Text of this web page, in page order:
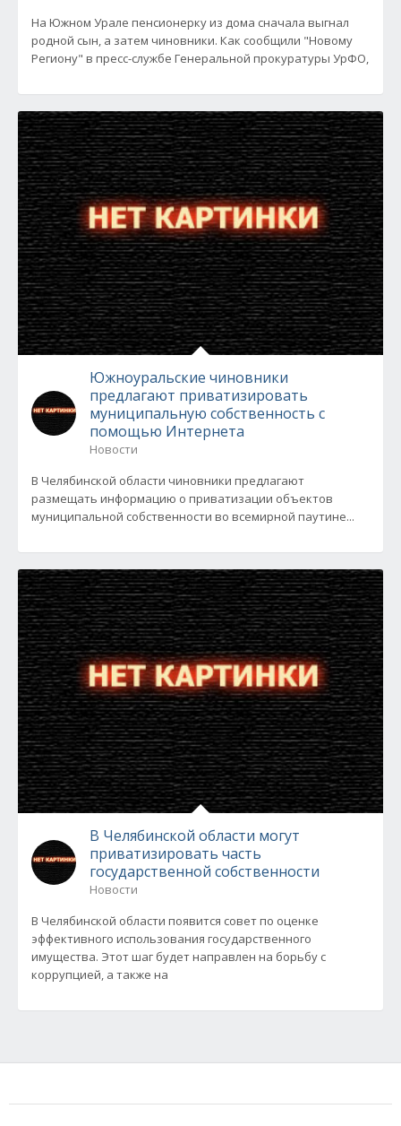
На Южном Урале пенсионерку из дома сначала выгнал
родной сын, а затем чиновники. Как сообщили "Новому
Региону" в пресс-службе Генеральной прокуратуры УрФО,
Южноуральские чиновники
предлагают приватизировать
муниципальную собственность с
помощью Интернета
Новости
В Челябинской области чиновники предлагают
размещать информацию о приватизации объектов
муниципальной собственности во всемирной паутине...
В Челябинской области могут
приватизировать часть
государственной собственности
Новости
В Челябинской области появится совет по оценке
эффективного использования государственного
имущества. Этот шаг будет направлен на борьбу с
коррупцией, а также на